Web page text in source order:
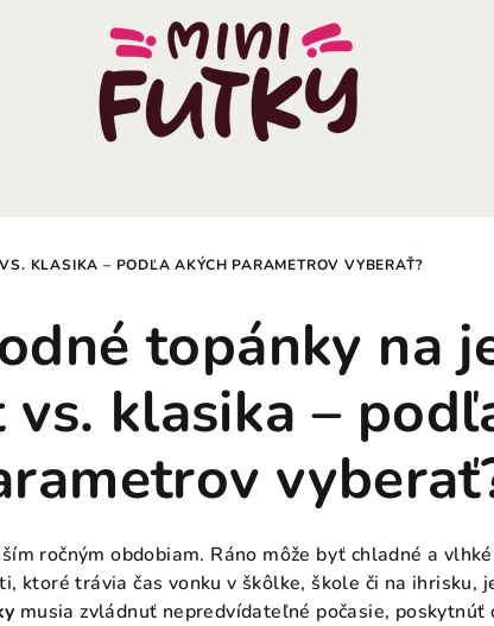
KLASIKA – PODĽA AKÝCH PARAMETROV VYBERAŤ?
topánky na
klasika –
ročným obdobiam. Ráno môže byť chladné a
ktoré trávia čas vonku v škôlke, škole či na ihrisku,
musia zvládnuť nepredvídateľné počasie, poskytnúť